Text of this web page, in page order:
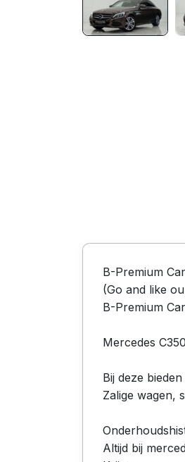
B-Premium
(Go and like
B-Premium
Mercedes
Bij deze
Zalige wagen,
Altijd bij